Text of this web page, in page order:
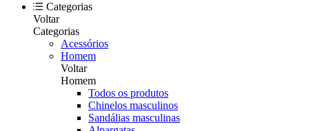
Categorias
Voltar
Categorias
Acessórios
Homem
Voltar
Homem
Todos os produtos
Chinelos masculinos
Sandálias masculinas